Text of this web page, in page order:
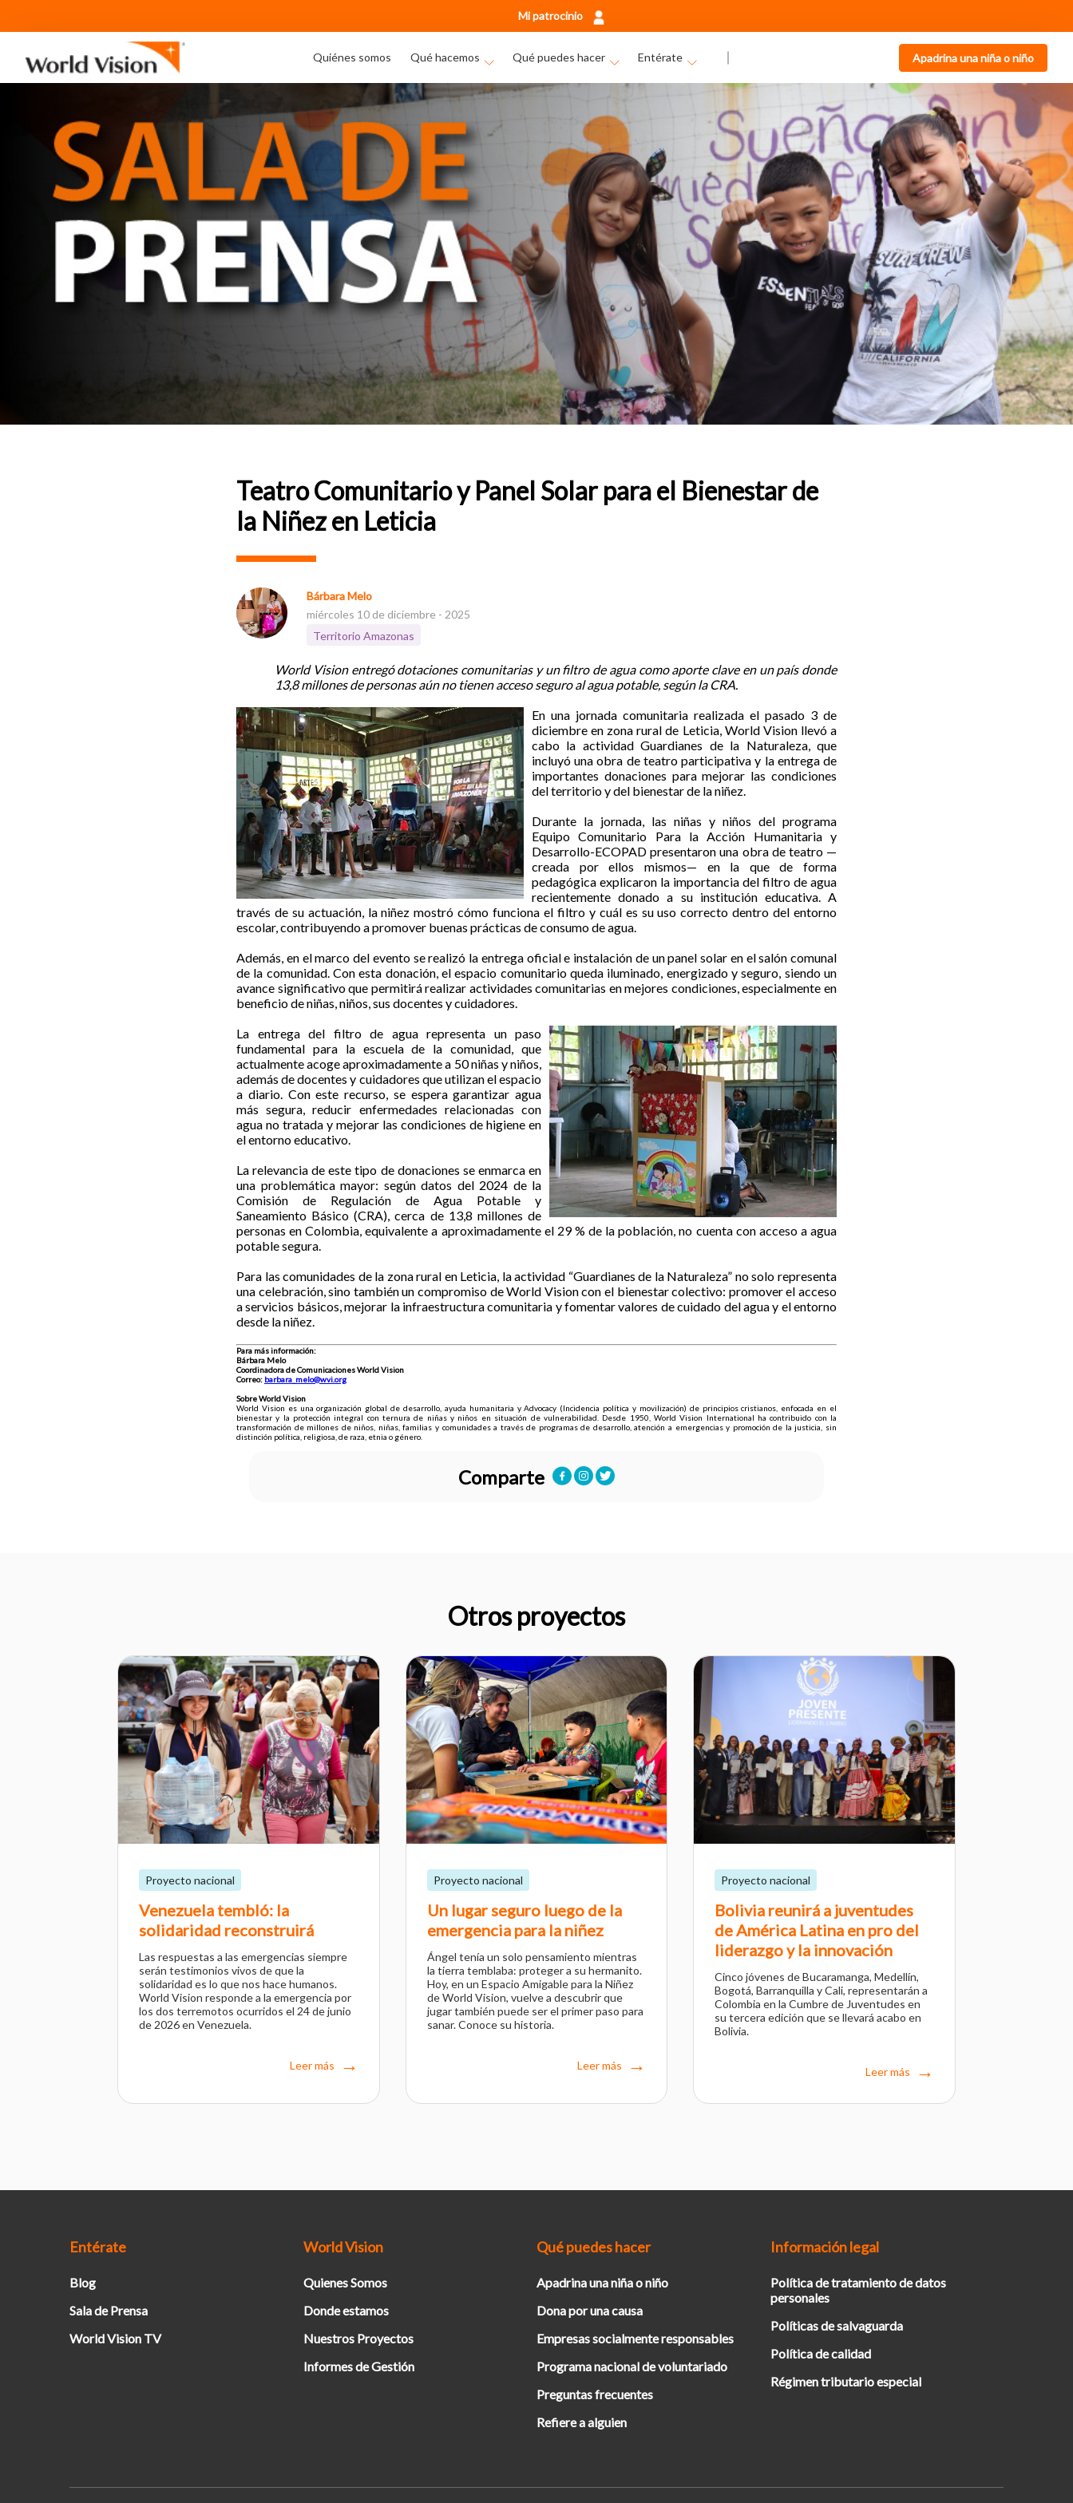
Mi patrocinio
Quiénes somos Qué hacemos Qué puedes hacer Entérate Apadrina una niña o niño
Teatro Comunitario y Panel Solar para el Bienestar de
la Niñez en Leticia
Bárbara Melo
miércoles 10 de diciembre - 2025
Territorio Amazonas
World Vision entregó dotaciones comunitarias y un filtro de agua como aporte clave en un país donde
13,8 millones de personas aún no tienen acceso seguro al agua potable, según la CRA.
En una jornada comunitaria realizada el pasado 3 de
diciembre en zona rural de Leticia, World Vision llevó a
cabo la actividad Guardianes de la Naturaleza, que
incluyó una obra de teatro participativa y la entrega de
importantes donaciones para mejorar las condiciones
del territorio y del bienestar de la niñez.
Durante la jornada, las niñas y niños del programa
Equipo Comunitario Para la Acción Humanitaria y
Desarrollo-ECOPAD presentaron una obra de teatro —
creada por ellos mismos— en la que de forma
pedagógica explicaron la importancia del filtro de agua
recientemente donado a su institución educativa. A
través de su actuación, la niñez mostró cómo funciona el filtro y cuál es su uso correcto dentro del entorno
escolar, contribuyendo a promover buenas prácticas de consumo de agua.
Además, en el marco del evento se realizó la entrega oficial e instalación de un panel solar en el salón comunal
de la comunidad. Con esta donación, el espacio comunitario queda iluminado, energizado y seguro, siendo un
avance significativo que permitirá realizar actividades comunitarias en mejores condiciones, especialmente en
beneficio de niñas, niños, sus docentes y cuidadores.
La entrega del filtro de agua representa un paso
fundamental para la escuela de la comunidad, que
actualmente acoge aproximadamente a 50 niñas y niños,
además de docentes y cuidadores que utilizan el espacio
a diario. Con este recurso, se espera garantizar agua
más segura, reducir enfermedades relacionadas con
agua no tratada y mejorar las condiciones de higiene en
el entorno educativo.
La relevancia de este tipo de donaciones se enmarca en
una problemática mayor: según datos del 2024 de la
Comisión de Regulación de Agua Potable y
Saneamiento Básico (CRA), cerca de 13,8 millones de
personas en Colombia, equivalente a aproximadamente el 29 % de la población, no cuenta con acceso a agua
potable segura.
Para las comunidades de la zona rural en Leticia, la actividad “Guardianes de la Naturaleza” no solo representa
una celebración, sino también un compromiso de World Vision con el bienestar colectivo: promover el acceso
a servicios básicos, mejorar la infraestructura comunitaria y fomentar valores de cuidado del agua y el entorno
desde la niñez.
Para más información:
Bárbara Melo
Coordinadora de Comunicaciones World Vision
Correo: barbara_melo@wvi.org
Sobre World Vision
World Vision es una organización global de desarrollo, ayuda humanitaria y Advocacy (Incidencia política y movilización) de principios cristianos, enfocada en el
bienestar y la protección integral con ternura de niñas y niños en situación de vulnerabilidad. Desde 1950, World Vision International ha contribuido con la
transformación de millones de niños, niñas, familias y comunidades a través de programas de desarrollo, atención a emergencias y promoción de la justicia, sin
distinción política, religiosa, de raza, etnia o género.
Comparte
Otros proyectos
Proyecto nacional
Venezuela tembló: la
solidaridad reconstruirá
Las respuestas a las emergencias siempre
serán testimonios vivos de que la
solidaridad es lo que nos hace humanos.
World Vision responde a la emergencia por
los dos terremotos ocurridos el 24 de junio
de 2026 en Venezuela.
Leer más
Proyecto nacional
Un lugar seguro luego de la
emergencia para la niñez
Ángel tenía un solo pensamiento mientras
la tierra temblaba: proteger a su hermanito.
Hoy, en un Espacio Amigable para la Niñez
de World Vision, vuelve a descubrir que
jugar también puede ser el primer paso para
sanar. Conoce su historia.
Leer más
Proyecto nacional
Bolivia reunirá a juventudes
de América Latina en pro del
liderazgo y la innovación
Cinco jóvenes de Bucaramanga, Medellín,
Bogotá, Barranquilla y Cali, representarán a
Colombia en la Cumbre de Juventudes en
su tercera edición que se llevará acabo en
Bolivia.
Leer más
Entérate
Blog
Sala de Prensa
World Vision TV
World Vision
Quienes Somos
Donde estamos
Nuestros Proyectos
Informes de Gestión
Qué puedes hacer
Apadrina una niña o niño
Dona por una causa
Empresas socialmente responsables
Programa nacional de voluntariado
Preguntas frecuentes
Refiere a alguien
Información legal
Política de tratamiento de datos
personales
Políticas de salvaguarda
Política de calidad
Régimen tributario especial